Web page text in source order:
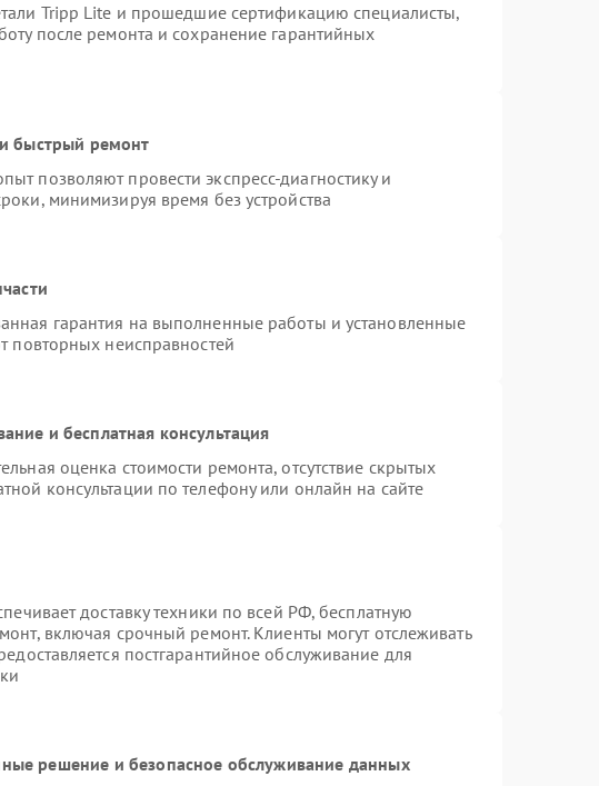
Tripp Lite и прошедшие сертификацию специалисты,
после ремонта и сохранение гарантийных
быстрый ремонт
позволяют провести экспресс-диагностику и
минимизируя время без устройства
гарантия на выполненные работы и установленные
повторных неисправностей
и бесплатная консультация
оценка стоимости ремонта, отсутствие скрытых
консультации по телефону или онлайн на сайте
доставку техники по всей РФ, бесплатную
включая срочный ремонт. Клиенты могут отслеживать
постгарантийное обслуживание для
решение и безопасное обслуживание данных